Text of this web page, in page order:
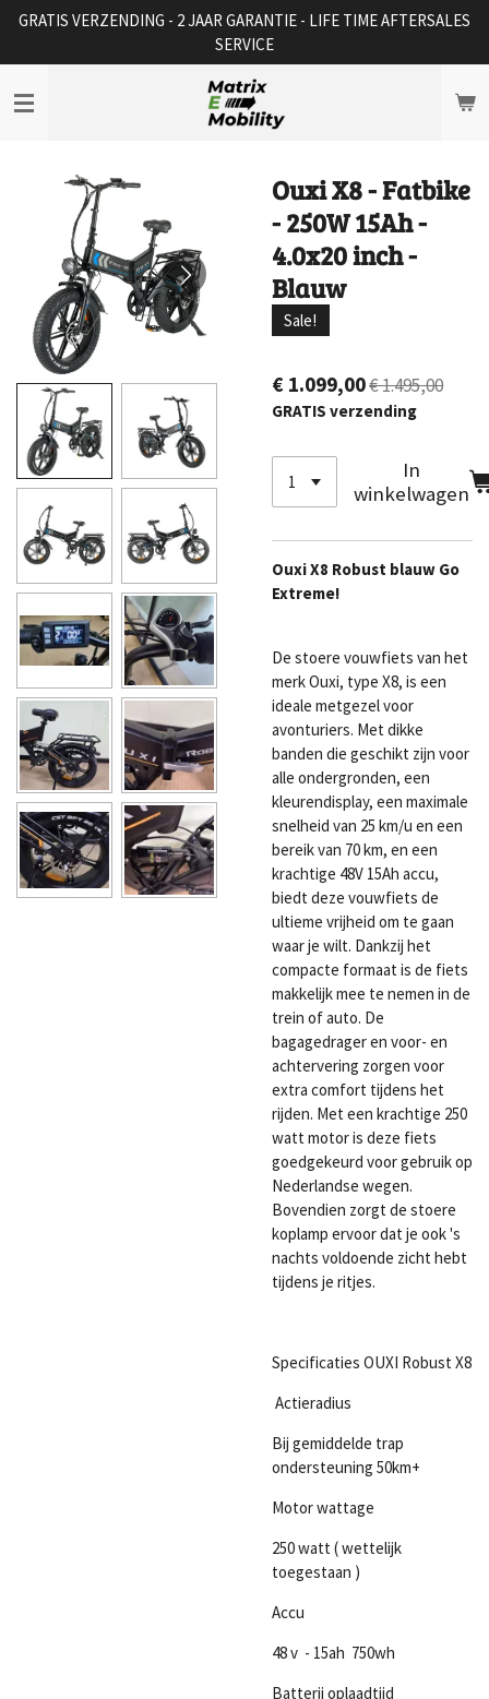
Ga
naar
de
hoofdinhoud
GRATIS VERZENDING - 2 JAAR GARANTIE - LIFE TIME AFTERSALES
SERVICE
Ouxi X8 - Fatbike
- 250W 15Ah -
4.0x20 inch -
Blauw
Sale!
€ 1.099,00€ 1.495,00
GRATIS verzending
In
winkelwagen
Ouxi X8 Robust blauw Go
Extreme!
De stoere vouwfiets van het
merk Ouxi, type X8, is een
ideale metgezel voor
avonturiers. Met dikke
banden die geschikt zijn voor
alle ondergronden, een
kleurendisplay, een maximale
snelheid van 25 km/u en een
bereik van 70 km, en een
krachtige 48V 15Ah accu,
biedt deze vouwfiets de
ultieme vrijheid om te gaan
waar je wilt. Dankzij het
compacte formaat is de fiets
makkelijk mee te nemen in de
trein of auto. De
bagagedrager en voor- en
achtervering zorgen voor
extra comfort tijdens het
rijden. Met een krachtige 250
watt motor is deze fiets
goedgekeurd voor gebruik op
Nederlandse wegen.
Bovendien zorgt de stoere
koplamp ervoor dat je ook 's
nachts voldoende zicht hebt
tijdens je ritjes.
Specificaties OUXI Robust X8
Actieradius
Bij gemiddelde trap
ondersteuning 50km+
Motor wattage
250 watt ( wettelijk
toegestaan )
Accu
48 v - 15ah 750wh
Batterij oplaadtijd